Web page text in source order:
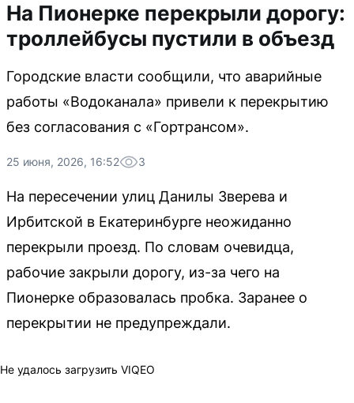
На Пионерке перекрыли дорогу:
троллейбусы пустили в объезд
Городские власти сообщили, что аварийные
работы «Водоканала» привели к перекрытию
без согласования с «Гортрансом».
25 июня, 2026, 16:52 3
На пересечении улиц Данилы Зверева и
Ирбитской в Екатеринбурге неожиданно
перекрыли проезд. По словам очевидца,
рабочие закрыли дорогу, из-за чего на
Пионерке образовалась пробка. Заранее о
перекрытии не предупреждали.
Не удалось загрузить VIQEO